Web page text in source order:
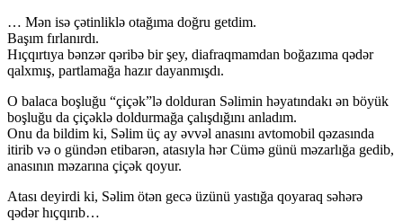
… Mən isə çətinliklə otağıma doğru getdim.
Başım fırlanırdı.
Hıçqırtıya bənzər qəribə bir şey, diafraqmamdan boğazıma qədər
qalxmış, partlamağa hazır dayanmışdı.
O balaca boşluğu “çiçək”lə dolduran Səlimin həyatındakı ən böyük
boşluğu da çiçəklə doldurmağa çalışdığını anladım.
Onu da bildim ki, Səlim üç ay əvvəl anasını avtomobil qəzasında
itirib və o gündən etibarən, atasıyla hər Cümə günü məzarlığa gedib,
anasının məzarına çiçək qoyur.
Atası deyirdi ki, Səlim ötən gecə üzünü yastığa qoyaraq səhərə
qədər hıçqırıb…